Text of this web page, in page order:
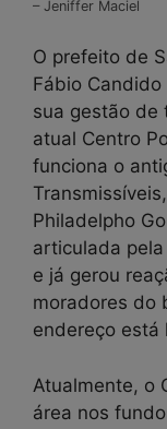
– Jeniffer Maciel
O prefeito de
Fábio
sua gestão de
atual Centro
funciona o
Philadelpho
articulada
e já gerou
moradores do
endereço está
Atualmente, o
área nos